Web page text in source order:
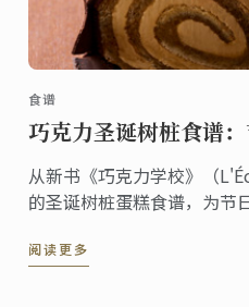
食谱
巧克力圣诞树桩食谱
从新书《巧克力学校》（
的圣诞树桩蛋糕食谱，为节
阅读更多